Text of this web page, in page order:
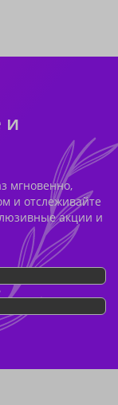
и
мгновенно,
и отслеживайте
акции и